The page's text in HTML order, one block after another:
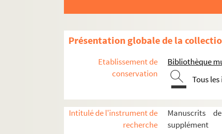
Présentation globale de la
Etablissement de
conservation
Bibliothèque
Tous
Intitulé de l'instrument de
recherche
Manuscrits
supplément